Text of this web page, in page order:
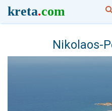
kreta.com
Nikolaos-